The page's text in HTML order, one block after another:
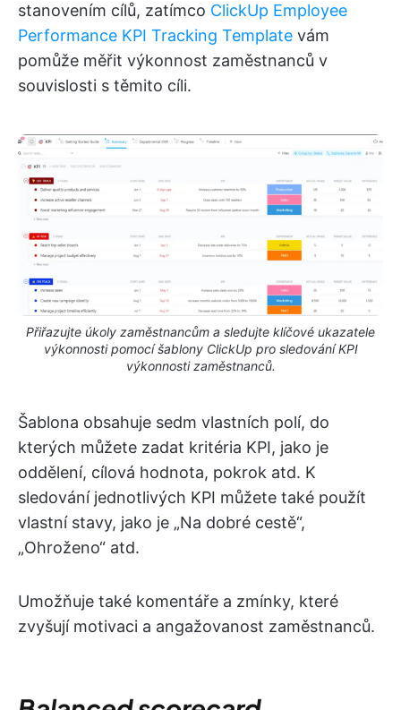
stanovením cílů, zatímco ClickUp Employee
Performance KPI Tracking Template vám
pomůže měřit výkonnost zaměstnanců v
souvislosti s těmito cíli.
Přiřazujte úkoly zaměstnancům a sledujte klíčové ukazatele
výkonnosti pomocí šablony ClickUp pro sledování KPI
výkonnosti zaměstnanců.
Šablona obsahuje sedm vlastních polí, do
kterých můžete zadat kritéria KPI, jako je
oddělení, cílová hodnota, pokrok atd. K
sledování jednotlivých KPI můžete také použít
vlastní stavy, jako je „Na dobré cestě“,
„Ohroženo“ atd.
Umožňuje také komentáře a zmínky, které
zvyšují motivaci a angažovanost zaměstnanců.